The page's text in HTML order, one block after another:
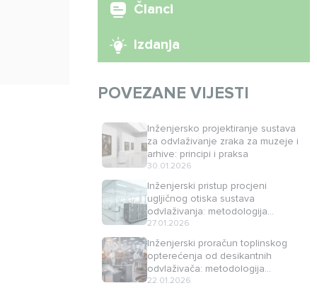
Članci
Izdanja
POVEZANE VIJESTI
Inženjersko projektiranje sustava
za odvlaživanje zraka za muzeje i
arhive: principi i praksa
30.01.2026
Inženjerski pristup procjeni
ugljičnog otiska sustava
odvlaživanja: metodologija
minimizacije emisija CO₂
27.01.2026
Inženjerski proračun toplinskog
opterećenja od desikantnih
odvlaživača: metodologija
određivanja i kompenzacije
22.01.2026